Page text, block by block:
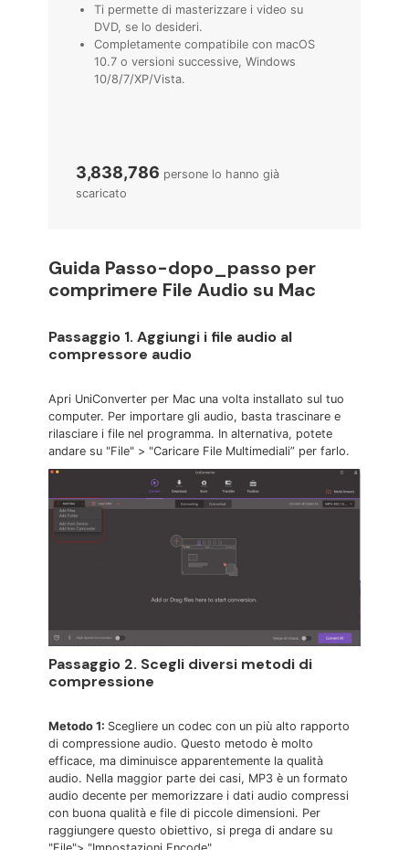
Ti permette di masterizzare i video su
DVD, se lo desideri.
Completamente compatibile con macOS
10.7 o versioni successive, Windows
10/8/7/XP/Vista.
3,838,786 persone lo hanno già
scaricato
Guida Passo-dopo_passo per
comprimere File Audio su Mac
Passaggio 1. Aggiungi i file audio al
compressore audio
Apri UniConverter per Mac una volta installato sul tuo
computer. Per importare gli audio, basta trascinare e
rilasciare i file nel programma. In alternativa, potete
andare su "File" > "Caricare File Multimediali” per farlo.
Passaggio 2. Scegli diversi metodi di
compressione
Metodo 1: Scegliere un codec con un più alto rapporto
di compressione audio. Questo metodo è molto
efficace, ma diminuisce apparentemente la qualità
audio. Nella maggior parte dei casi, MP3 è un formato
audio decente per memorizzare i dati audio compressi
con buona qualità e file di piccole dimensioni. Per
raggiungere questo obiettivo, si prega di andare su